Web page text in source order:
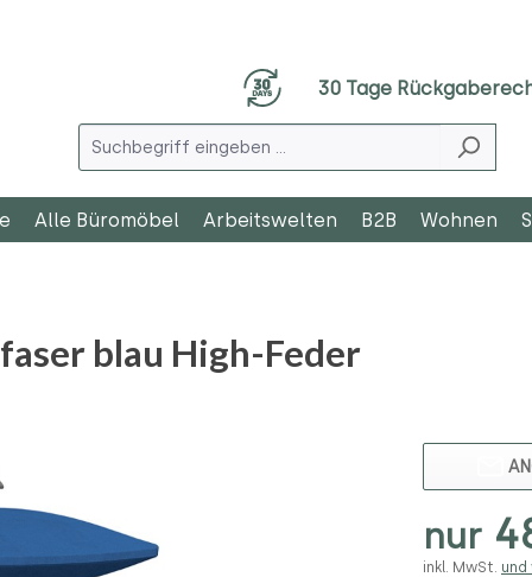
30 Tage
Alle Büromöbel Arbeitswelten B2B Wohnen
blau High-Feder
nur
inkl. MwSt.